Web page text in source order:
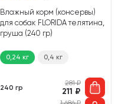
Влажный корм (консервы)
для собак FLORIDA телятина,
груша (240 гр)
0,24 кг 0,4 кг
240 гр
281₽
211 ₽